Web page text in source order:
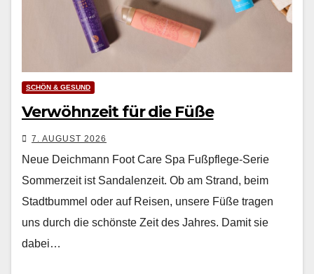
SCHÖN & GESUND
Verwöhnzeit für die Füße
7. AUGUST 2026
Neue Deichmann Foot Care Spa Fußpflege-Serie
Som­merzeit ist San­dalen­zeit. Ob am Strand, beim
Stadt­bum­mel oder auf Reisen, unsere Füße tra­gen
uns durch die schön­ste Zeit des Jahres. Damit sie
dabei…